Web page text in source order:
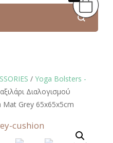
/ Yoga Bolsters -
Διαλογισμού
Grey 65x65x5cm